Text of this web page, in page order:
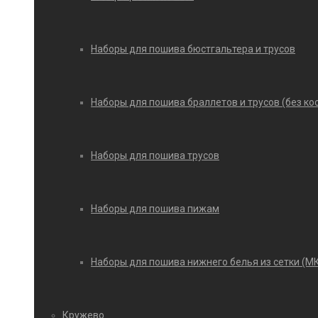
Наборы для пошива бюстгальтера и трусов
Наборы для пошива браллетов и трусов (без
Наборы для пошива трусов
Наборы для пошива пижам
Наборы для пошива нижнего белья из сетки
Кружево